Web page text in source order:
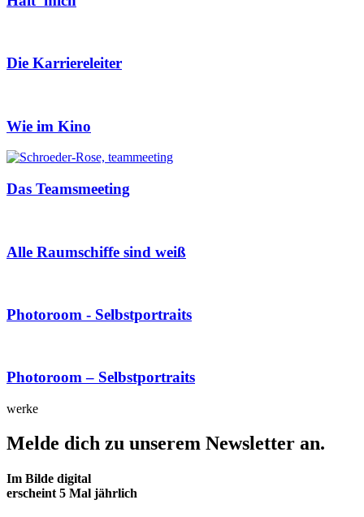
Die Karriereleiter
Wie im Kino
Das Teamsmeeting
Alle Raumschiffe sind weiß
Photoroom - Selbstportraits
Photoroom – Selbstportraits
werke
Melde dich zu unserem Newsletter an.
Im Bilde digital
erscheint 5 Mal jährlich